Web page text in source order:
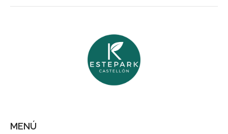
MENÚ